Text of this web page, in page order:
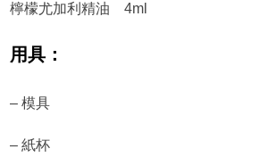
檸檬尤加利精油 4ml
用具：
– 模具
– 紙杯